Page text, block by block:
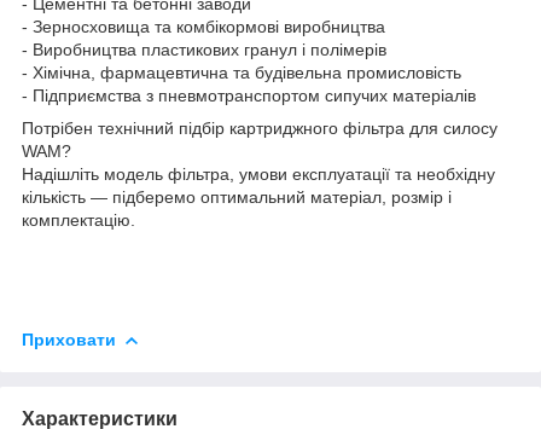
- Зерносховища та комбікормові виробництва
- Виробництва пластикових гранул і полімерів
- Хімічна, фармацевтична та будівельна промисловість
- Підприємства з пневмотранспортом сипучих матеріалів
Потрібен технічний підбір картриджного фільтра для силосу
WAM?
Надішліть модель фільтра, умови експлуатації та необхідну
кількість — підберемо оптимальний матеріал, розмір і
комплектацію.
Приховати
Характеристики